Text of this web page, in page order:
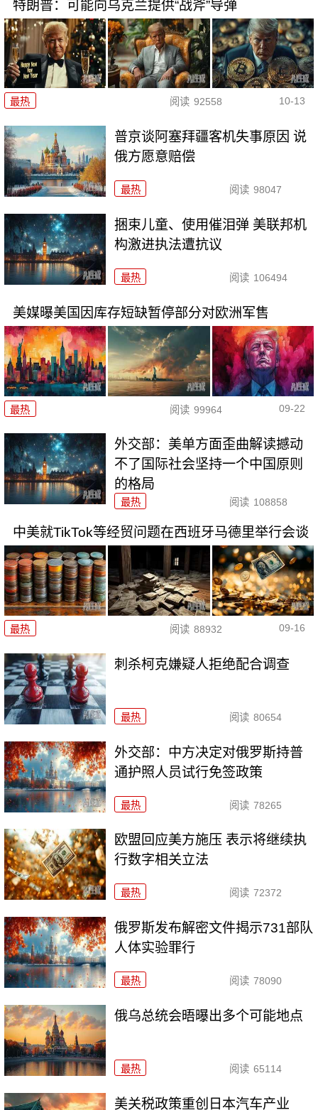
特朗普：可能向乌克兰提供“战斧”导弹
最热 阅读 92558 10-13
普京谈阿塞拜疆客机失事原因 说
俄方愿意赔偿
最热 阅读 98047
捆束儿童、使用催泪弹 美联邦机
构激进执法遭抗议
最热 阅读 106494
美媒曝美国因库存短缺暂停部分对欧洲军售
最热 阅读 99964 09-22
外交部：美单方面歪曲解读撼动
不了国际社会坚持一个中国原则
的格局
最热 阅读 108858
中美就TikTok等经贸问题在西班牙马德里举行会谈
最热 阅读 88932 09-16
刺杀柯克嫌疑人拒绝配合调查
最热 阅读 80654
外交部：中方决定对俄罗斯持普
通护照人员试行免签政策
最热 阅读 78265
欧盟回应美方施压 表示将继续执
行数字相关立法
最热 阅读 72372
俄罗斯发布解密文件揭示731部队
人体实验罪行
最热 阅读 78090
俄乌总统会晤曝出多个可能地点
最热 阅读 65114
美关税政策重创日本汽车产业